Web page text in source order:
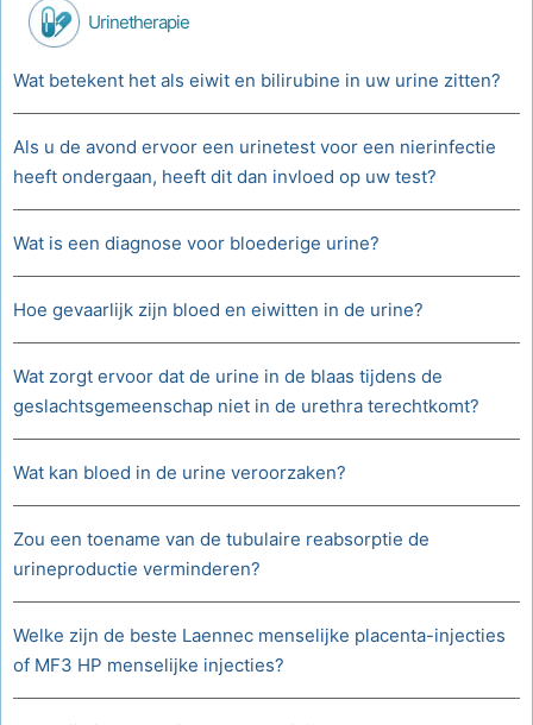
Urinetherapie
Wat betekent het als eiwit en bilirubine in uw urine zitten?
Als u de avond ervoor een urinetest voor een nierinfectie
heeft ondergaan, heeft dit dan invloed op uw test?
Wat is een diagnose voor bloederige urine?
Hoe gevaarlijk zijn bloed en eiwitten in de urine?
Wat zorgt ervoor dat de urine in de blaas tijdens de
geslachtsgemeenschap niet in de urethra terechtkomt?
Wat kan bloed in de urine veroorzaken?
Zou een toename van de tubulaire reabsorptie de
urineproductie verminderen?
Welke zijn de beste Laennec menselijke placenta-injecties
of MF3 HP menselijke injecties?